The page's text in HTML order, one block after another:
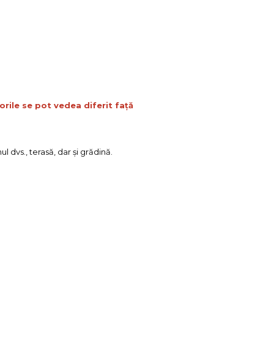
se pot vedea diferit față
dvs., terasă, dar şi grădină.